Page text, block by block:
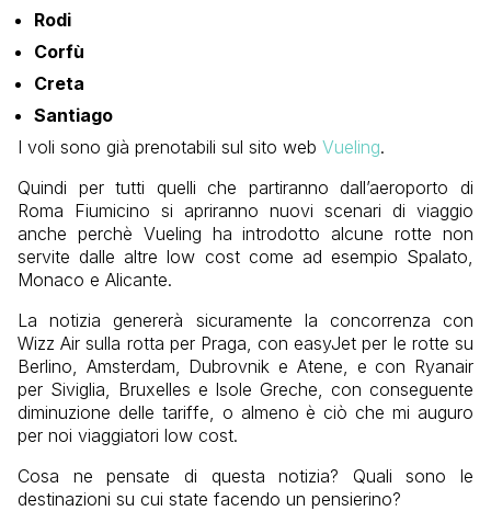
Rodi
Corfù
Creta
Santiago
I voli sono già prenotabili sul sito web Vueling.
Quindi per tutti quelli che partiranno dall’aeroporto di
Roma Fiumicino si apriranno nuovi scenari di viaggio
anche perchè Vueling ha introdotto alcune rotte non
servite dalle altre low cost come ad esempio Spalato,
Monaco e Alicante.
La notizia genererà sicuramente la concorrenza con
Wizz Air sulla rotta per Praga, con easyJet per le rotte su
Berlino, Amsterdam, Dubrovnik e Atene, e con Ryanair
per Siviglia, Bruxelles e Isole Greche, con conseguente
diminuzione delle tariffe, o almeno è ciò che mi auguro
per noi viaggiatori low cost.
Cosa ne pensate di questa notizia? Quali sono le
destinazioni su cui state facendo un pensierino?